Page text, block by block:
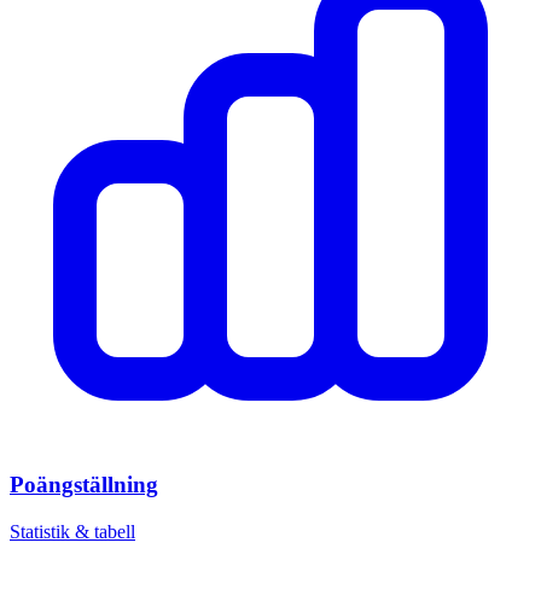
Poängställning
Statistik & tabell